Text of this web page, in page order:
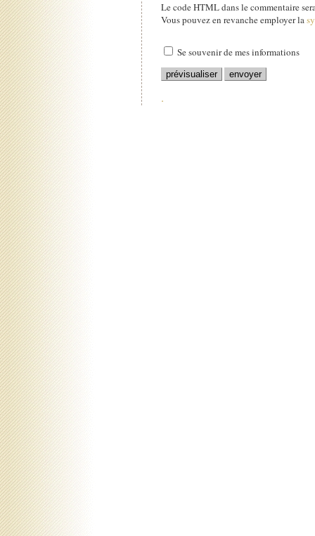
Le code HTML dans le commentaire
Vous pouvez en revanche employer la
Se souvenir de mes informations
.